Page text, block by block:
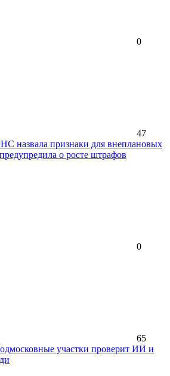
0
47
назвала признаки для внеплановых
о росте штрафов
0
65
участки проверит ИИ и